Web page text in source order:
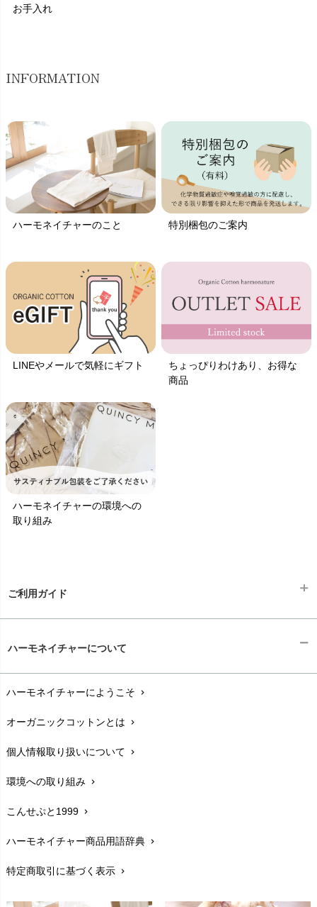
お手入れ
INFORMATION
ハーモネイチャーのこと 特別梱包のご案内
LINEやメールで気軽にギフト
ちょっぴりわけあり、お得な
商品
ハーモネイチャーの環境への
取り組み
ご利用ガイド
配送と送料chevron_right
在庫状況と発送予定chevron_right
サイズ・寸法chevron_right
生地・素材chevron_right
お手入れについて
レビューを書こうchevron_right
返品交換chevron_right
ハーモネイチャーについて
ハーモネイチャーにようこそ chevron_right
オーガニックコットンとは chevron_right
個人情報取り扱いについて chevron_right
環境への取り組み chevron_right
こんせぷと1999 chevron_right
ハーモネイチャー商品用語辞典 chevron_right
特定商取引に基づく表示 chevron_right